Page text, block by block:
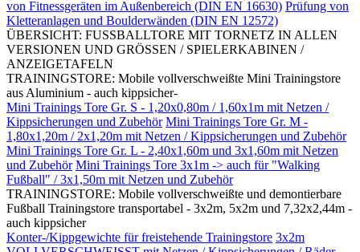
von Fitnessgeräten im Außenbereich (DIN EN 16630) Prüfung von
Kletteranlagen und Boulderwänden (DIN EN 12572)
ÜBERSICHT: FUSSBALLTORE MIT TORNETZ IN ALLEN
VERSIONEN UND GRÖSSEN / SPIELERKABINEN /
ANZEIGETAFELN
TRAININGSTORE: Mobile vollverschweißte Mini Trainingstore
aus Aluminium - auch kippsicher-
Mini Trainings Tore Gr. S - 1,20x0,80m / 1,60x1m mit Netzen /
Kippsicherungen und Zubehör Mini Trainings Tore Gr. M -
1,80x1,20m / 2x1,20m mit Netzen / Kippsicherungen und Zubehör
Mini Trainings Tore Gr. L - 2,40x1,60m und 3x1,60m mit Netzen
und Zubehör Mini Trainings Tore 3x1m -> auch für "Walking
Fußball" / 3x1,50m mit Netzen und Zubehör
TRAININGSTORE: Mobile vollverschweißte und demontierbare
Fußball Trainingstore transportabel - 3x2m, 5x2m und 7,32x2,44m -
auch kippsicher
Konter-/Kippgewichte für freistehende Trainingstore 3x2m